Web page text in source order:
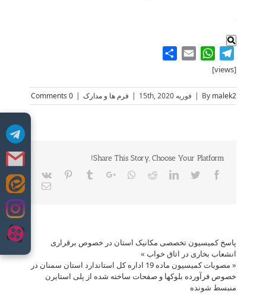
.
Telegram
WhatsApp
Email
[views]
By malek2
| فوریه 15th, 2020 | فرم ها و مدارک |
0 Comments
Share This Story, Choose Your Platform!
Facebook
Twitter
LinkedIn
Reddit
Whatsapp
Google+
Tumblr
Pinterest
Vk
Email
پاسخ کمیسیون تخصصی مکانیک استان در خصوص برقراری
انشعاب بخاری در اتاق خواب »
«
مصوبات کمیسیون ماده 19 اداره کل استاندارد استان سمنان در
خصوص فرآورده بلوکها و صفحات ساخته شده از پلی استایرن
منبسط شونده